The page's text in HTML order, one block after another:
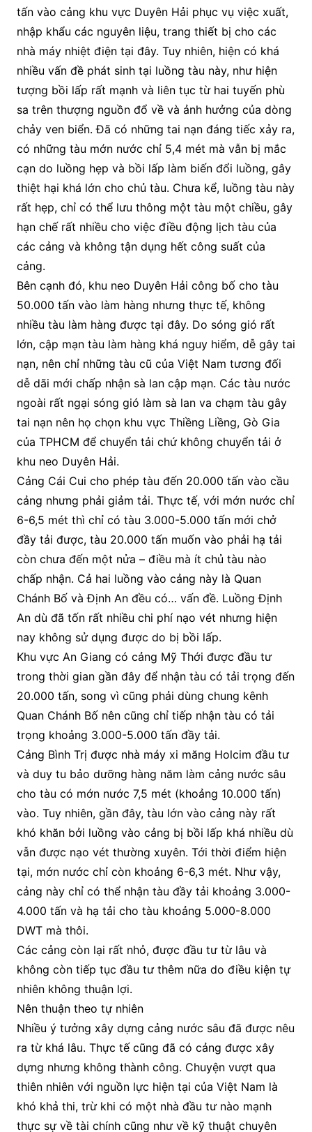
tấn vào cảng khu vực Duyên Hải phục vụ việc xuất,
nhập khẩu các nguyên liệu, trang thiết bị cho các
nhà máy nhiệt điện tại đây. Tuy nhiên, hiện có khá
nhiều vấn đề phát sinh tại luồng tàu này, như hiện
tượng bồi lấp rất mạnh và liên tục từ hai tuyến phù
sa trên thượng nguồn đổ về và ảnh hưởng của dòng
chảy ven biển. Đã có những tai nạn đáng tiếc xảy ra,
có những tàu mớn nước chỉ 5,4 mét mà vẫn bị mắc
cạn do luồng hẹp và bồi lấp làm biến đổi luồng, gây
thiệt hại khá lớn cho chủ tàu. Chưa kể, luồng tàu này
rất hẹp, chỉ có thể lưu thông một tàu một chiều, gây
hạn chế rất nhiều cho việc điều động lịch tàu của
các cảng và không tận dụng hết công suất của
cảng.
Bên cạnh đó, khu neo Duyên Hải công bố cho tàu
50.000 tấn vào làm hàng nhưng thực tế, không
nhiều tàu làm hàng được tại đây. Do sóng gió rất
lớn, cập mạn tàu làm hàng khá nguy hiểm, dễ gây tai
nạn, nên chỉ những tàu cũ của Việt Nam tương đối
dễ dãi mới chấp nhận sà lan cập mạn. Các tàu nước
ngoài rất ngại sóng gió làm sà lan va chạm tàu gây
tai nạn nên họ chọn khu vực Thiềng Liềng, Gò Gia
của TPHCM để chuyển tải chứ không chuyển tải ở
khu neo Duyên Hải.
Cảng Cái Cui cho phép tàu đến 20.000 tấn vào cầu
cảng nhưng phải giảm tải. Thực tế, với mớn nước chỉ
6-6,5 mét thì chỉ có tàu 3.000-5.000 tấn mới chở
đầy tải được, tàu 20.000 tấn muốn vào phải hạ tải
còn chưa đến một nửa – điều mà ít chủ tàu nào
chấp nhận. Cả hai luồng vào cảng này là Quan
Chánh Bố và Định An đều có… vấn đề. Luồng Định
An dù đã tốn rất nhiều chi phí nạo vét nhưng hiện
nay không sử dụng được do bị bồi lấp.
Khu vực An Giang có cảng Mỹ Thới được đầu tư
trong thời gian gần đây để nhận tàu có tải trọng đến
20.000 tấn, song vì cũng phải dùng chung kênh
Quan Chánh Bố nên cũng chỉ tiếp nhận tàu có tải
trọng khoảng 3.000-5.000 tấn đầy tải.
Cảng Bình Trị được nhà máy xi măng Holcim đầu tư
và duy tu bảo dưỡng hàng năm làm cảng nước sâu
cho tàu có mớn nước 7,5 mét (khoảng 10.000 tấn)
vào. Tuy nhiên, gần đây, tàu lớn vào cảng này rất
khó khăn bởi luồng vào cảng bị bồi lấp khá nhiều dù
vẫn được nạo vét thường xuyên. Tới thời điểm hiện
tại, mớn nước chỉ còn khoảng 6-6,3 mét. Như vậy,
cảng này chỉ có thể nhận tàu đầy tải khoảng 3.000-
4.000 tấn và hạ tải cho tàu khoảng 5.000-8.000
DWT mà thôi.
Các cảng còn lại rất nhỏ, được đầu tư từ lâu và
không còn tiếp tục đầu tư thêm nữa do điều kiện tự
nhiên không thuận lợi.
Nên thuận theo tự nhiên
Nhiều ý tưởng xây dựng cảng nước sâu đã được nêu
ra từ khá lâu. Thực tế cũng đã có cảng được xây
dựng nhưng không thành công. Chuyện vượt qua
thiên nhiên với nguồn lực hiện tại của Việt Nam là
khó khả thi, trừ khi có một nhà đầu tư nào mạnh
thực sự về tài chính cũng như về kỹ thuật chuyên